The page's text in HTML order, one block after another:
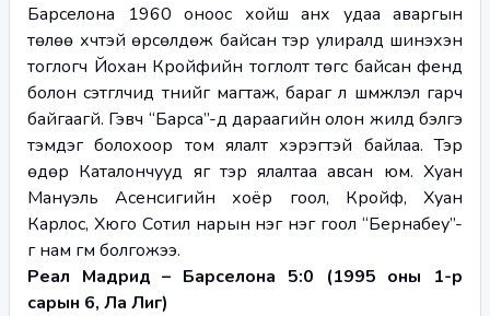
Барселона 1960 оноос хойш анх удаа аваргын
төлөө хүчтэй өрсөлдөж байсан тэр улиралд шинэхэн
тоглогч Йохан Кройфийн тоглолт төгс байсан фенүүд
болон сэтгүүлчид түүнийг магтаж, бараг л шүүмжлэл гарч
байгаагүй. Гэвч “Барса”-д дараагийн олон жилд бэлгэ
тэмдэг болохоор том ялалт хэрэгтэй байлаа. Тэр
өдөр Каталончууд яг тэр ялалтаа авсан юм. Хуан
Мануэль Асенсигийн хоёр гоол, Кройф, Хуан
Карлос, Хюго Сотил нарын нэг нэг гоол “Бернабеу”-
г нам гүм болгожээ.
Реал Мадрид – Барселона 5:0 (1995 оны 1-р
сарын 6, Ла Лиг)